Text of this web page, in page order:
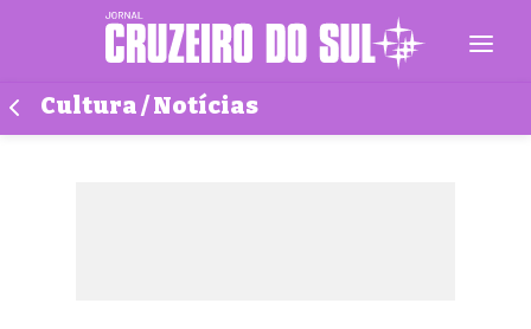
Cultura / Notícias